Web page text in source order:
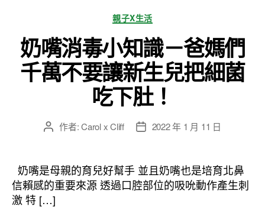
分
類
親子X生活
奶嘴消毒小知識－爸媽們
千萬不要讓新生兒把細菌
吃下肚！
文
者
作者:Carol x Cliff
文
佈
日
期
2022 年 1 月 11 日
奶嘴是母親的育兒好幫手 並且奶嘴也是培育北鼻
信賴感的重要來源 透過口腔部位的吸吮動作產生刺
激 特 […]